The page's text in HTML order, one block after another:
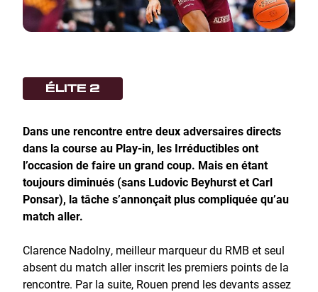
ÉLITE 2
Dans une rencontre entre deux adversaires directs
dans la course au Play-in, les Irréductibles ont
l’occasion de faire un grand coup. Mais en étant
toujours diminués (sans Ludovic Beyhurst et Carl
Ponsar), la tâche s’annonçait plus compliquée qu’au
match aller.
Clarence Nadolny, meilleur marqueur du RMB et seul
absent du match aller inscrit les premiers points de la
rencontre. Par la suite, Rouen prend les devants assez